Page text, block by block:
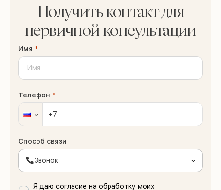
Получить контакт для
первичной консультации
Имя *
Телефон *
Способ связи
Звонок
Я даю согласие на обработку моих